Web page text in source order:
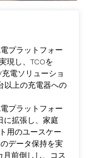
プラットフォー
現し 、TCOを
電ソリューショ
以上の充電器への
プラットフォー
に拡張し、家庭
用のユースケー
データ保持を実
月前倒し し、コス